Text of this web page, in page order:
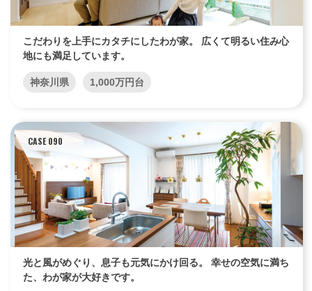
こだわりを上手にカタチにしたわが家。 広くて明るい住み心
地にも満足しています。
神奈川県 1,000万円台
CASE 090
光と風がめぐり、息子も元気にかけ回る。 幸せの空気に満ち
た、わが家が大好きです。